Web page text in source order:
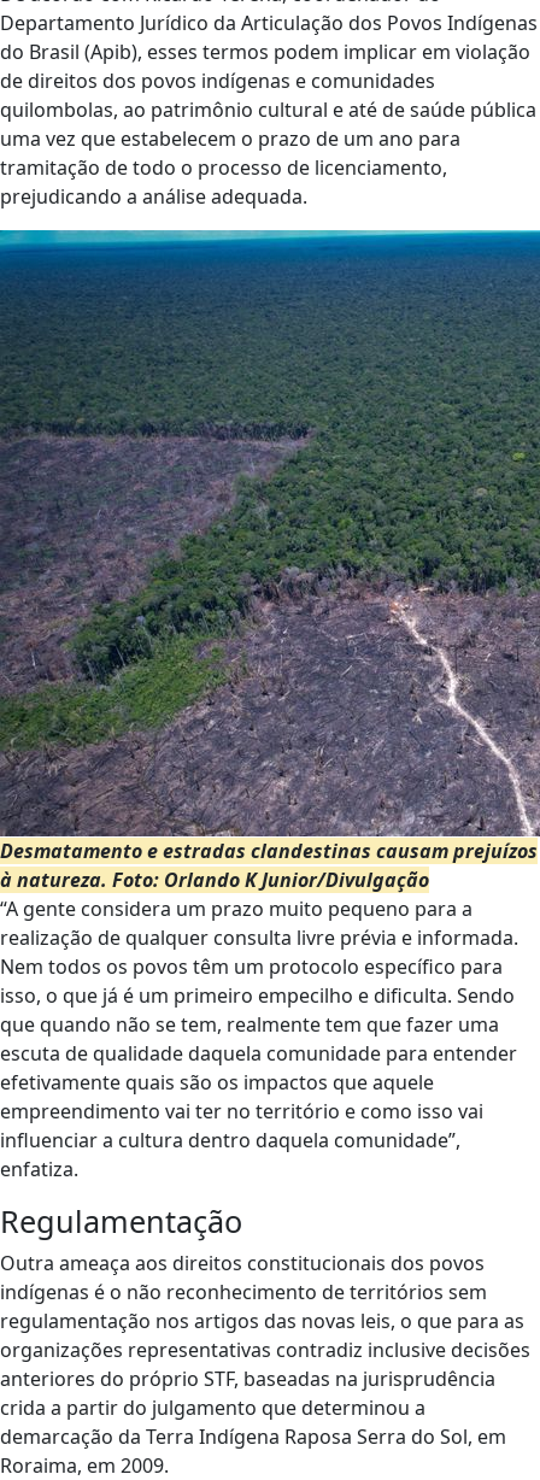
Departamento Jurídico da Articulação dos Povos Indígenas
do Brasil (Apib), esses termos podem implicar em violação
de direitos dos povos indígenas e comunidades
quilombolas, ao patrimônio cultural e até de saúde pública
uma vez que estabelecem o prazo de um ano para
tramitação de todo o processo de licenciamento,
prejudicando a análise adequada.
Desmatamento e estradas clandestinas causam prejuízos
à natureza. Foto: Orlando K Junior/Divulgação
“A gente considera um prazo muito pequeno para a
realização de qualquer consulta livre prévia e informada.
Nem todos os povos têm um protocolo específico para
isso, o que já é um primeiro empecilho e dificulta. Sendo
que quando não se tem, realmente tem que fazer uma
escuta de qualidade daquela comunidade para entender
efetivamente quais são os impactos que aquele
empreendimento vai ter no território e como isso vai
influenciar a cultura dentro daquela comunidade”,
enfatiza.
Regulamentação
Outra ameaça aos direitos constitucionais dos povos
indígenas é o não reconhecimento de territórios sem
regulamentação nos artigos das novas leis, o que para as
organizações representativas contradiz inclusive decisões
anteriores do próprio STF, baseadas na jurisprudência
crida a partir do julgamento que determinou a
demarcação da Terra Indígena Raposa Serra do Sol, em
Roraima, em 2009.